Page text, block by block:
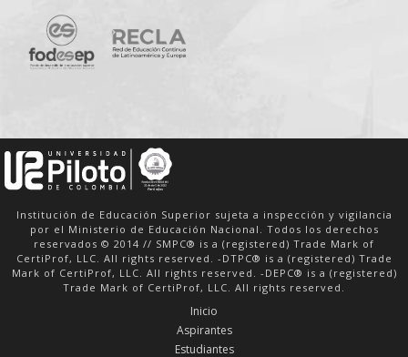
Institución de Educación Superior sujeta a inspección y vigilancia
por el Ministerio de Educación Nacional. Todos los derechos
reservados © 2014 // SMPC® is a (registered) Trade Mark of
CertiProf, LLC. All rights reserved. -DTPC® is a (registered) Trade
Mark of CertiProf, LLC. All rights reserved. -DEPC® is a (registered)
Trade Mark of CertiProf, LLC. All rights reserved.
Inicio
Aspirantes
Estudiantes